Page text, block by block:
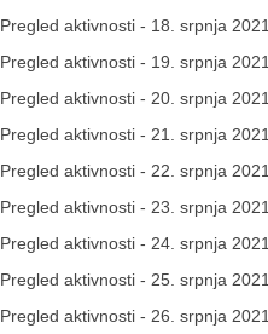
Pregled aktivnosti - 18. srpnja 2021.
Pregled aktivnosti - 19. srpnja 2021.
Pregled aktivnosti - 20. srpnja 2021.
Pregled aktivnosti - 21. srpnja 2021.
Pregled aktivnosti - 22. srpnja 2021.
Pregled aktivnosti - 23. srpnja 2021.
Pregled aktivnosti - 24. srpnja 2021.
Pregled aktivnosti - 25. srpnja 2021.
Pregled aktivnosti - 26. srpnja 2021.